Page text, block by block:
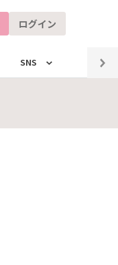
ログイン
SNS